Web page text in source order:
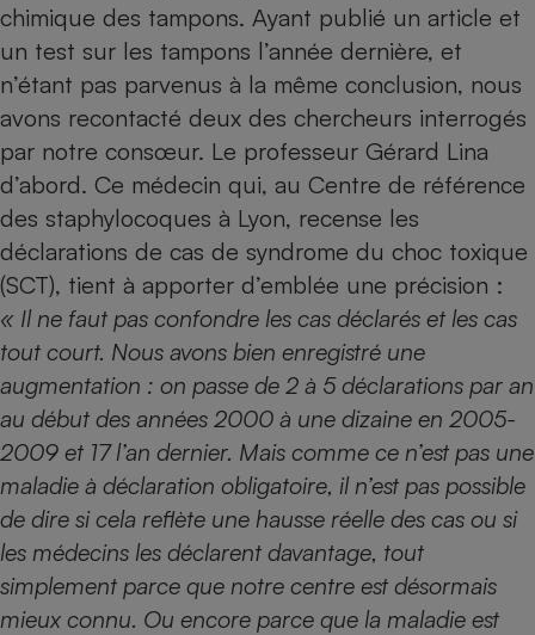
chimique des tampons. Ayant publié un article et
un test sur les tampons l’année dernière, et
n’étant pas parvenus à la même conclusion, nous
avons recontacté deux des chercheurs interrogés
par notre consœur. Le professeur Gérard Lina
d’abord. Ce médecin qui, au Centre de référence
des staphylocoques à Lyon, recense les
déclarations de cas de syndrome du choc toxique
(SCT), tient à apporter d’emblée une précision :
« Il ne faut pas confondre les cas déclarés et les cas
tout court. Nous avons bien enregistré une
augmentation : on passe de 2 à 5 déclarations par an
au début des années 2000 à une dizaine en 2005-
2009 et 17 l’an dernier. Mais comme ce n’est pas une
maladie à déclaration obligatoire, il n’est pas possible
de dire si cela reflète une hausse réelle des cas ou si
les médecins les déclarent davantage, tout
simplement parce que notre centre est désormais
mieux connu. Ou encore parce que la maladie est
Cafetière à expressos
Robot ménager